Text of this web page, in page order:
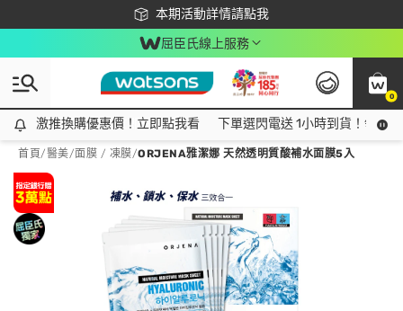
本期活動詳情請點我
下載app最高回饋$350
屈臣氏線上服務
0
激推換購優惠價！立即點我看
激推換購優惠價！立即點我看 下單選閃電送 1小時到貨！領神
首頁/醫美/面膜 / 凍膜/ORJENA雅潔娜 天然透明質酸補水面膜5入